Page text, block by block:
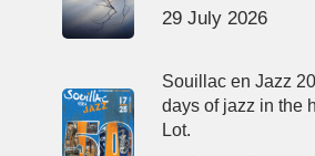
29 July 2026
Souillac en Jazz
days of jazz in the
Lot.